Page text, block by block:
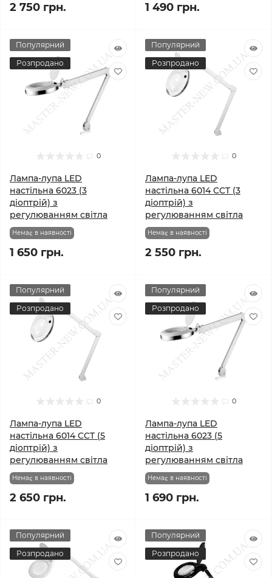
2 750 грн. 1 490 грн.
Популярний
Розпродано
0
Лампа-лупа LED
настільна 6023 (3
діоптрій) з
регулюванням світла
Немає в наявності
1 650 грн.
Популярний
Розпродано
0
Лампа-лупа LED
настільна 6014 CCT (3
діоптрій) з
регулюванням світла
Немає в наявності
2 550 грн.
Популярний
Розпродано
0
Лампа-лупа LED
настільна 6014 CCT (5
діоптрій) з
регулюванням світла
Немає в наявності
2 650 грн.
Популярний
Розпродано
0
Лампа-лупа LED
настільна 6023 (5
діоптрій) з
регулюванням світла
Немає в наявності
1 690 грн.
Популярний
Розпродано
Популярний
Розпродано